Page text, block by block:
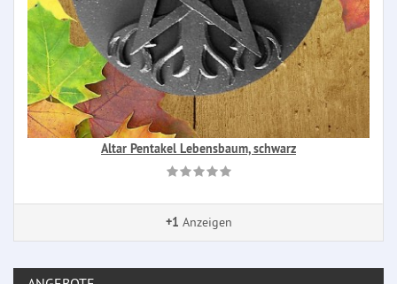
Altar Pentakel Lebensbaum, schwarz
+1 Anzeigen